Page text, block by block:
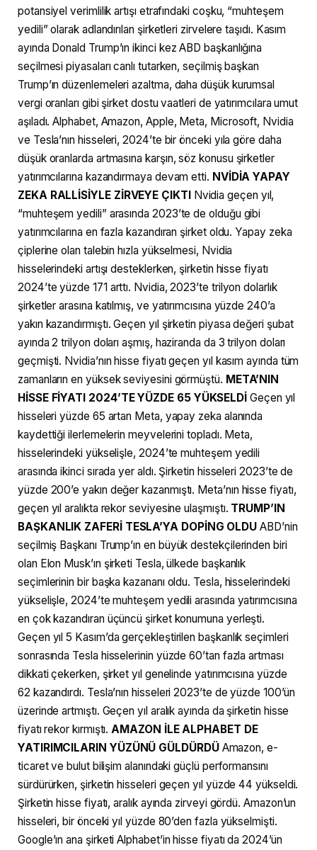
potansiyel verimlilik artışı etrafındaki coşku, “muhteşem
yedili” olarak adlandırılan şirketleri zirvelere taşıdı. Kasım
ayında Donald Trump’ın ikinci kez ABD başkanlığına
seçilmesi piyasaları canlı tutarken, seçilmiş başkan
Trump’ın düzenlemeleri azaltma, daha düşük kurumsal
vergi oranları gibi şirket dostu vaatleri de yatırımcılara umut
aşıladı. Alphabet, Amazon, Apple, Meta, Microsoft, Nvidia
ve Tesla’nın hisseleri, 2024’te bir önceki yıla göre daha
düşük oranlarda artmasına karşın, söz konusu şirketler
yatırımcılarına kazandırmaya devam etti. NVİDİA YAPAY
ZEKA RALLİSİYLE ZİRVEYE ÇIKTINvidia geçen yıl,
“muhteşem yedili” arasında 2023’te de olduğu gibi
yatırımcılarına en fazla kazandıran şirket oldu. Yapay zeka
çiplerine olan talebin hızla yükselmesi, Nvidia
hisselerindeki artışı desteklerken, şirketin hisse fiyatı
2024’te yüzde 171 arttı. Nvidia, 2023’te trilyon dolarlık
şirketler arasına katılmış, ve yatırımcısına yüzde 240’a
yakın kazandırmıştı. Geçen yıl şirketin piyasa değeri şubat
ayında 2 trilyon doları aşmış, haziranda da 3 trilyon doları
geçmişti. Nvidia’nın hisse fiyatı geçen yıl kasım ayında tüm
zamanların en yüksek seviyesini görmüştü. META’NIN
HİSSE FİYATI 2024’TE YÜZDE 65 YÜKSELDİ Geçen yıl
hisseleri yüzde 65 artan Meta, yapay zeka alanında
kaydettiği ilerlemelerin meyvelerini topladı. Meta,
hisselerindeki yükselişle, 2024’te muhteşem yedili
arasında ikinci sırada yer aldı. Şirketin hisseleri 2023’te de
yüzde 200’e yakın değer kazanmıştı. Meta’nın hisse fiyatı,
geçen yıl aralıkta rekor seviyesine ulaşmıştı. TRUMP’IN
BAŞKANLIK ZAFERİ TESLA’YA DOPİNG OLDU ABD’nin
seçilmiş Başkanı Trump’ın en büyük destekçilerinden biri
olan Elon Musk’ın şirketi Tesla, ülkede başkanlık
seçimlerinin bir başka kazananı oldu. Tesla, hisselerindeki
yükselişle, 2024’te muhteşem yedili arasında yatırımcısına
en çok kazandıran üçüncü şirket konumuna yerleşti.
Geçen yıl 5 Kasım’da gerçekleştirilen başkanlık seçimleri
sonrasında Tesla hisselerinin yüzde 60’tan fazla artması
dikkati çekerken, şirket yıl genelinde yatırımcısına yüzde
62 kazandırdı. Tesla’nın hisseleri 2023’te de yüzde 100’ün
üzerinde artmıştı. Geçen yıl aralık ayında da şirketin hisse
fiyatı rekor kırmıştı. AMAZON İLE ALPHABET DE
YATIRIMCILARIN YÜZÜNÜ GÜLDÜRDÜAmazon, e-
ticaret ve bulut bilişim alanındaki güçlü performansını
sürdürürken, şirketin hisseleri geçen yıl yüzde 44 yükseldi.
Şirketin hisse fiyatı, aralık ayında zirveyi gördü. Amazon’un
hisseleri, bir önceki yıl yüzde 80’den fazla yükselmişti.
Google’ın ana şirketi Alphabet’in hisse fiyatı da 2024’ün